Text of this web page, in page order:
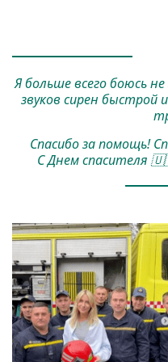
Я больше всего боюсь
звуков сирен быстрой
Спасибо за помощь!
С Днем спасителя